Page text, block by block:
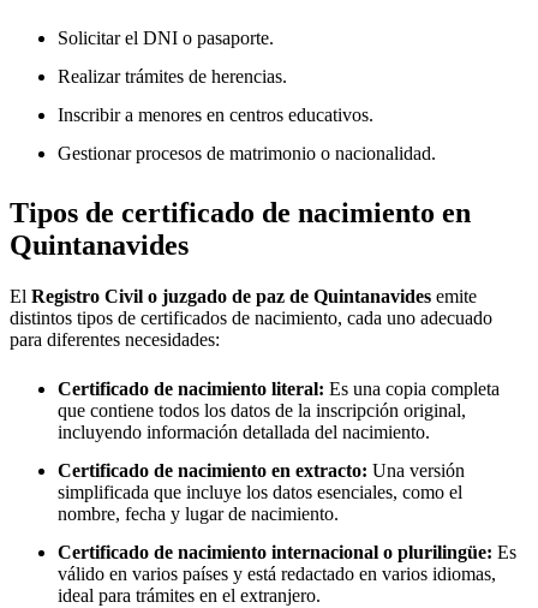
Solicitar el DNI o pasaporte.
Realizar trámites de herencias.
Inscribir a menores en centros educativos.
Gestionar procesos de matrimonio o nacionalidad.
Tipos de certificado de nacimiento en
Quintanavides
El Registro Civil o juzgado de paz de Quintanavides emite
distintos tipos de certificados de nacimiento, cada uno adecuado
para diferentes necesidades:
Certificado de nacimiento literal: Es una copia completa
que contiene todos los datos de la inscripción original,
incluyendo información detallada del nacimiento.
Certificado de nacimiento en extracto: Una versión
simplificada que incluye los datos esenciales, como el
nombre, fecha y lugar de nacimiento.
Certificado de nacimiento internacional o plurilingüe: Es
válido en varios países y está redactado en varios idiomas,
ideal para trámites en el extranjero.